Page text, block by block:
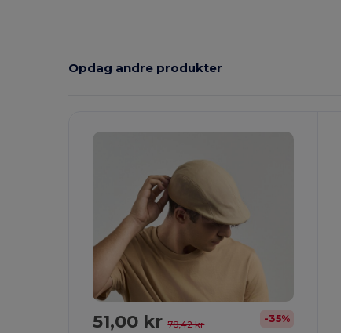
Opdag andre produkter
51,00 kr78,42 kr -35%